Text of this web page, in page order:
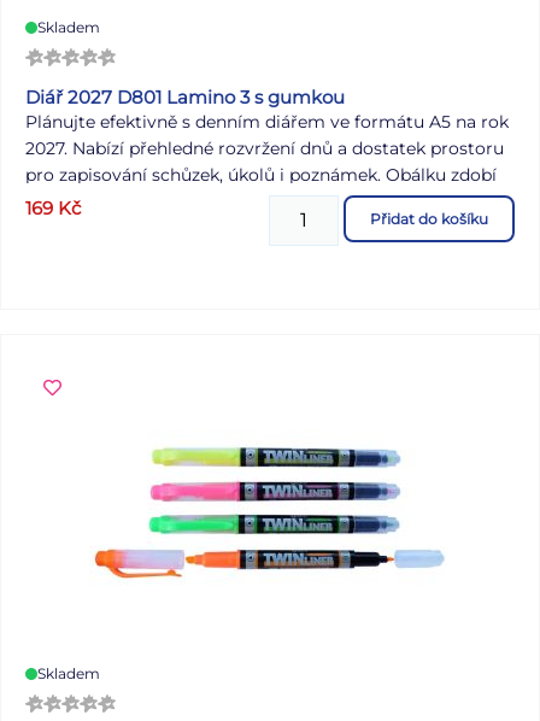
Skladem
Diář 2027 D801 Lamino 3 s gumkou
Plánujte efektivně s denním diářem ve formátu A5 na rok
2027. Nabízí přehledné rozvržení dnů a dostatek prostoru
pro zapisování schůzek, úkolů i poznámek. Obálku zdobí
květinový motiv růží na světle růžovém podkladu, který
působí jemně a elegantně a hodí se do práce i do školy.
mezinárodní svátky - mapy - jmenné kalendárium -
- přehled měsíce - prostor pro poznámky a denní cíle
Vazba: šitá V8 Motiv: květinový Rozsah: 384 stran Rozměr:
14 x 20,5 cm Kalendárium: československé denní Povrch a
zpracování obálky: lamino s parciálním lakem Uvedená
cena je za 1 ks.
169 Kč Přidat do košíku
Skladem